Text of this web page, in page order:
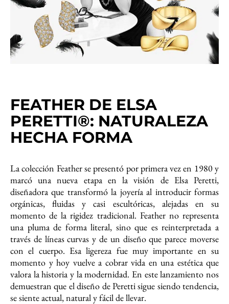
FEATHER DE ELSA
PERETTI®: NATURALEZA
HECHA FORMA
La colección Feather se presentó por primera vez en 1980 y
marcó una nueva etapa en la visión de Elsa Peretti,
diseñadora que transformó la joyería al introducir formas
orgánicas, fluidas y casi escultóricas, alejadas en su
momento de la rigidez tradicional. Feather no representa
una pluma de forma literal, sino que es reinterpretada a
través de líneas curvas y de un diseño que parece moverse
con el cuerpo. Esa ligereza fue muy importante en su
momento y hoy vuelve a cobrar vida en una estética que
valora la historia y la modernidad. En este lanzamiento nos
demuestran que el diseño de Peretti sigue siendo tendencia,
se siente actual, natural y fácil de llevar.